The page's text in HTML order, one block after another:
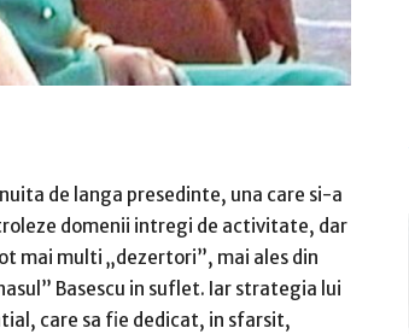
de langa presedinte, una care si-a
domenii intregi de activitate, dar
mai multi „dezertori”, mai ales din
Basescu in suflet. Iar strategia lui
care sa fie dedicat, in sfarsit,